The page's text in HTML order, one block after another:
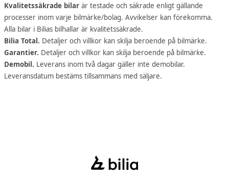
Kvalitetssäkrade bilar är testade och säkrade enligt gällande
processer inom varje bilmärke/bolag. Avvikelser kan förekomma.
Alla bilar i Bilias bilhallar är kvalitetssäkrade.
Bilia Total. Detaljer och villkor kan skilja beroende på bilmärke.
Garantier. Detaljer och villkor kan skilja beroende på bilmärke.
Demobil. Leverans inom två dagar gäller inte demobilar.
Leveransdatum bestäms tillsammans med säljare.